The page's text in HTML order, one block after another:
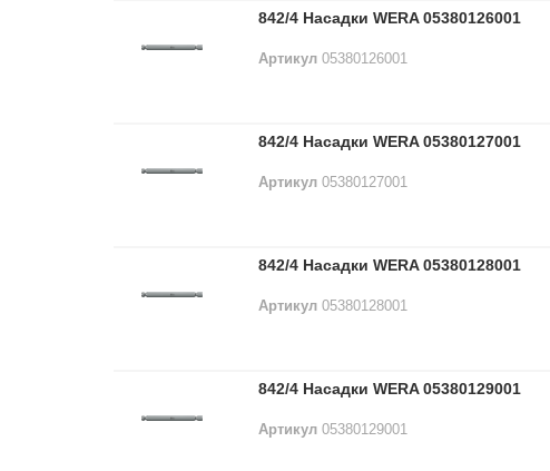
842/4 Насадки WERA 05380126001
Артикул 05380126001
842/4 Насадки WERA 05380127001
Артикул 05380127001
842/4 Насадки WERA 05380128001
Артикул 05380128001
842/4 Насадки WERA 05380129001
Артикул 05380129001